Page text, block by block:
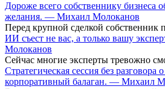
Дороже всего собственнику бизнеса
желания. — Михаил Молоканов
Перед крупной сделкой собственник
ИИ съест не вас, а только вашу
Молоканов
Сейчас многие эксперты тревожно
Стратегическая сессия без
корпоративный балаган. — Михаил